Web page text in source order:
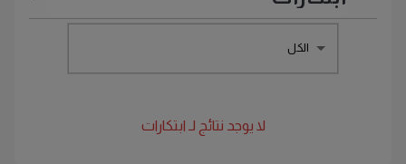
الكل
لا يوجد نتائج لـ ابتكارات